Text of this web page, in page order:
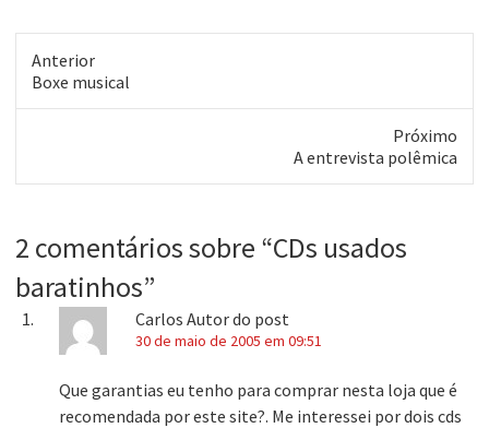
+ 5 GB (no trabalho) + mais
de…Anterior
Post
anterior:
Boxe musical
Próximo
post:
A entrevista polêmica
2 comentários sobre “CDs usados
baratinhos”
Carlos Autor do post
30 de maio de 2005 em 09:51
Que garantias eu tenho para comprar nesta loja que é
recomendada por este site?. Me interessei por dois cds